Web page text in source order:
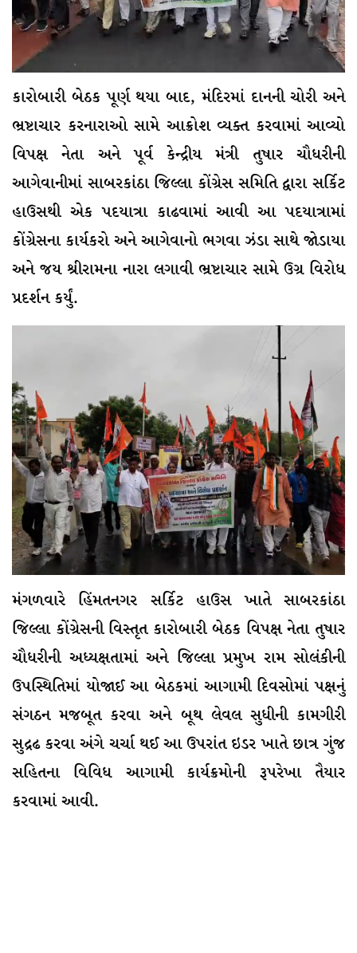
કારોબારી બેઠક પૂર્ણ થયા બાદ, મંદિરમાં દાનની ચોરી અને
ભ્રષ્ટાચાર કરનારાઓ સામે આક્રોશ વ્યક્ત કરવામાં આવ્યો
વિપક્ષ નેતા અને પૂર્વ કેન્દ્રીય મંત્રી તુષાર ચૌધરીની
આગેવાનીમાં સાબરકાંઠા જિલ્લા કોંગ્રેસ સમિતિ દ્વારા સર્કિટ
હાઉસથી એક પદયાત્રા કાઢવામાં આવી આ પદયાત્રામાં
કોંગ્રેસના કાર્યકરો અને આગેવાનો ભગવા ઝંડા સાથે જોડાયા
અને જય શ્રીરામના નારા લગાવી ભ્રષ્ટાચાર સામે ઉગ્ર વિરોધ
પ્રદર્શન કર્યું.
મંગળવારે હિંમતનગર સર્કિટ હાઉસ ખાતે સાબરકાંઠા
જિલ્લા કોંગ્રેસની વિસ્તૃત કારોબારી બેઠક વિપક્ષ નેતા તુષાર
ચૌધરીની અધ્યક્ષતામાં અને જિલ્લા પ્રમુખ રામ સોલંકીની
ઉપસ્થિતિમાં યોજાઈ આ બેઠકમાં આગામી દિવસોમાં પક્ષનું
સંગઠન મજબૂત કરવા અને બૂથ લેવલ સુધીની કામગીરી
સુદ્રઢ કરવા અંગે ચર્ચા થઈ આ ઉપરાંત ઇડર ખાતે છાત્ર ગુંજ
સહિતના વિવિધ આગામી કાર્યક્રમોની રૂપરેખા તૈયાર
કરવામાં આવી.